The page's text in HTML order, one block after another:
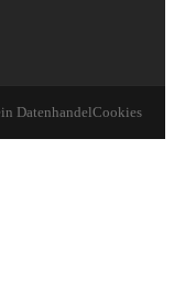
DatenhandelCookies